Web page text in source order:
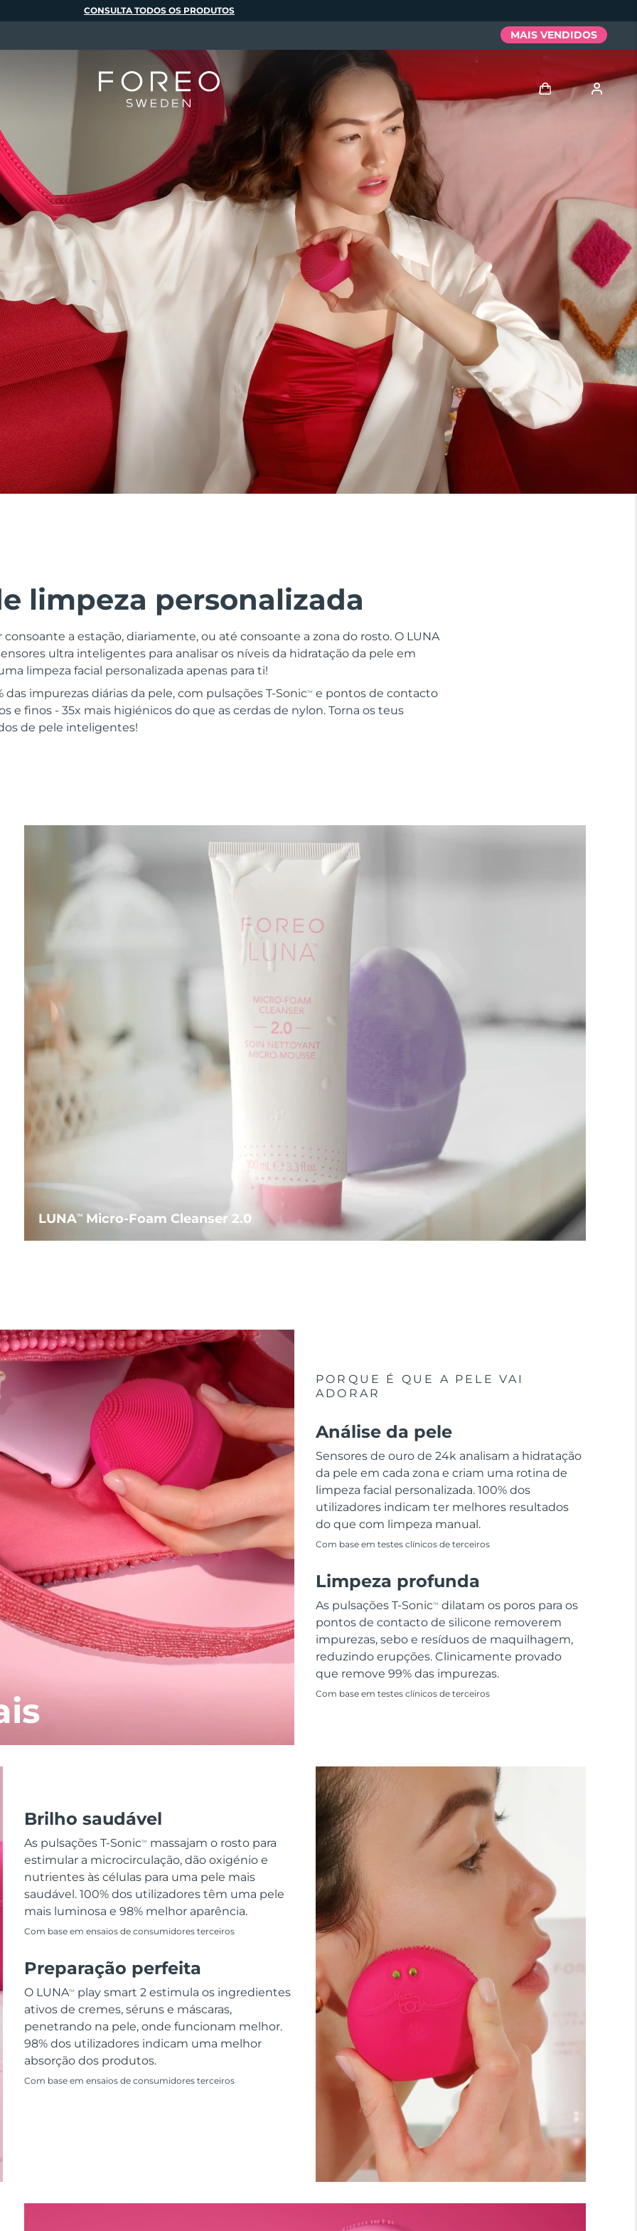
limpeza personalizada
a estação, diariamente, ou até consoante a zona do rosto. O LUNA
ultra inteligentes para analisar os níveis da hidratação da pele em
limpeza facial personalizada apenas para ti!
impurezas diárias da pele, com pulsações T-SonicTM
e pontos de contacto
e finos - 35x mais higiénicos do que as cerdas de nylon. Torna os teus
de pele inteligentes!
LUNATMMicro-Foam Cleanser 2.0
PORQUE É QUE A PELE VAI
ADORAR
Análise da pele
Sensores de ouro de 24k analisam a hidratação
da pele em cada zona e criam uma rotina de
limpeza facial personalizada. 100% dos
utilizadores indicam ter melhores resultados
do que com limpeza manual.
Com base em testes clínicos de terceiros
Limpeza profunda
As pulsações T-SonicTM
dilatam os poros para os
pontos de contacto de silicone removerem
impurezas, sebo e resíduos de maquilhagem,
reduzindo erupções. Clinicamente provado
que remove 99% das impurezas.
Com base em testes clínicos de terceiros
Brilho saudável
As pulsações T-SonicTM
massajam o rosto para
estimular a microcirculação, dão oxigénio e
nutrientes às células para uma pele mais
saudável. 100% dos utilizadores têm uma pele
mais luminosa e 98% melhor aparência.
Com base em ensaios de consumidores terceiros
Preparação perfeita
O LUNATM
play smart 2 estimula os ingredientes
ativos de cremes, séruns e máscaras,
penetrando na pele, onde funcionam melhor.
98% dos utilizadores indicam uma melhor
absorção dos produtos.
Com base em ensaios de consumidores terceiros
CONSULTA TODOS OS PRODUTOS
MAIS VENDIDOS
Perfil de usuário
Meus aparelhos
Meus pedidos
Meus endereços
As minhas subscrições